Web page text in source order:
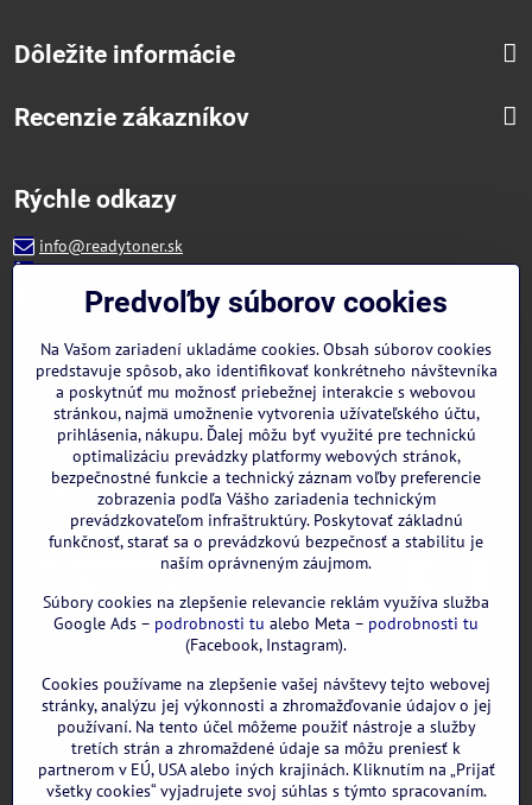
Dôležite informácie
Recenzie zákazníkov
Rýchle odkazy
info@readytoner.sk
+421 944 322 536 (PO-PIA: 09:00- 15:00)
Facebook
WhatsApp
GOOGLE recenzie:
Predvoľby súborov cookies
Na Vašom zariadení ukladáme cookies. Obsah súborov cookies
predstavuje spôsob, ako identifikovať konkrétneho návštevníka
a poskytnúť mu možnosť priebežnej interakcie s webovou
stránkou, najmä umožnenie vytvorenia užívateľského účtu,
prihlásenia, nákupu. Ďalej môžu byť využité pre technickú
optimalizáciu prevádzky platformy webových stránok,
bezpečnostné funkcie a technický záznam voľby preferencie
zobrazenia podľa Vášho zariadenia technickým
prevádzkovateľom infraštruktúry. Poskytovať základnú
funkčnosť, starať sa o prevádzkovú bezpečnosť a stabilitu je
naším oprávneným záujmom.
Súbory cookies na zlepšenie relevancie reklám využíva služba
Google Ads – podrobnosti tu alebo Meta – podrobnosti tu
(Facebook, Instagram).
Cookies používame na zlepšenie vašej návštevy tejto webovej
stránky, analýzu jej výkonnosti a zhromažďovanie údajov o jej
používaní. Na tento účel môžeme použiť nástroje a služby
tretích strán a zhromaždené údaje sa môžu preniesť k
partnerom v EÚ, USA alebo iných krajinách. Kliknutím na „Prijať
všetky cookies“ vyjadrujete svoj súhlas s týmto spracovaním.